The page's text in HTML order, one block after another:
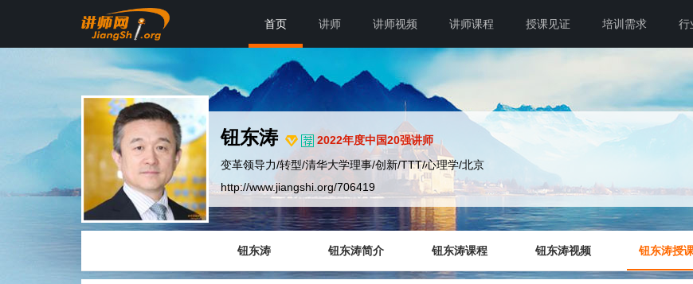
首页 讲师 讲师视频 讲师课程 授课见证 培训需求 行
钮东涛
2022年度中国20强讲师
变革领导力/转型/清华大学理事/创新/TTT/心理学/北京
http://www.jiangshi.org/706419
钮东涛 钮东涛简介 钮东涛课程 钮东涛视频 钮东涛授